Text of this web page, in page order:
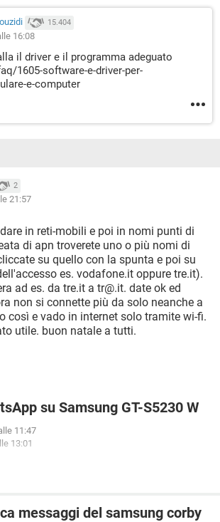
15.404
16:08
il driver e il programma adeguato
1605-software-e-driver-per-
e-computer
2
21:57
in reti-mobili e poi in nomi punti di
di apn troverete uno o più nomi di
su quello con la spunta e poi su
es. vodafone.it oppure tre.it).
ad es. da tre.it a tr@.it. date ok ed
non si connette più da solo neanche a
così e vado in internet solo tramite wi-fi.
utile. buon natale a tutti.
su Samsung GT-S5230 W
11:47
13:01
messaggi del samsung corby